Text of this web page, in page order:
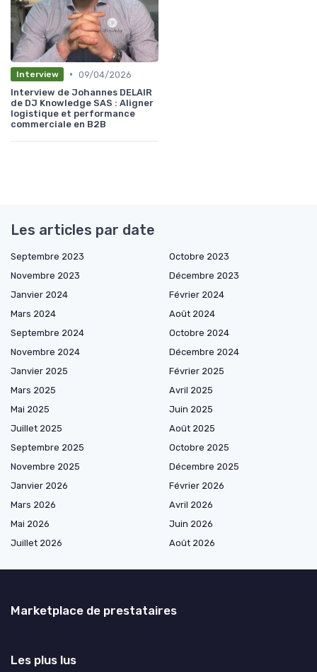
Interview • 09/04/2026
Interview de Johannes DELAIR
de DJ Knowledge SAS : Aligner
logistique et performance
commerciale en B2B
Les articles par date
Septembre 2023
Octobre 2023
Novembre 2023
Décembre 2023
Janvier 2024
Février 2024
Mars 2024
Août 2024
Septembre 2024
Octobre 2024
Novembre 2024
Décembre 2024
Janvier 2025
Février 2025
Mars 2025
Avril 2025
Mai 2025
Juin 2025
Juillet 2025
Août 2025
Septembre 2025
Octobre 2025
Novembre 2025
Décembre 2025
Janvier 2026
Février 2026
Mars 2026
Avril 2026
Mai 2026
Juin 2026
Juillet 2026
Août 2026
Marketplace de prestataires
Les plus lus